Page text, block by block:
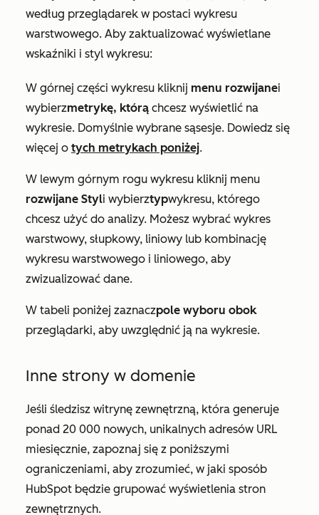
według przeglądarek w postaci wykresu
warstwowego. Aby zaktualizować wyświetlane
wskaźniki i styl wykresu:
W górnej części wykresu kliknij menu rozwijanei
wybierzmetrykę, którą chcesz wyświetlić na
wykresie. Domyślnie wybrane sąsesje. Dowiedz się
więcej o tych metrykach poniżej.
W lewym górnym rogu wykresu kliknij menu
rozwijane Styli wybierztypwykresu, którego
chcesz użyć do analizy. Możesz wybrać wykres
warstwowy, słupkowy, liniowy lub kombinację
wykresu warstwowego i liniowego, aby
zwizualizować dane.
W tabeli poniżej zaznaczpole wyboru obok
przeglądarki, aby uwzględnić ją na wykresie.
Inne strony w domenie
Jeśli śledzisz witrynę zewnętrzną, która generuje
ponad 20 000 nowych, unikalnych adresów URL
miesięcznie, zapoznaj się z poniższymi
ograniczeniami, aby zrozumieć, w jaki sposób
HubSpot będzie grupować wyświetlenia stron
zewnętrznych.